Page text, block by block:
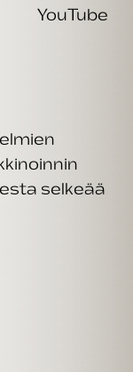
YouTube
selkeää